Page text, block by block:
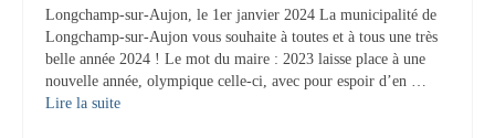
Longchamp-sur-Aujon, le 1er janvier 2024 La municipalité de
Longchamp-sur-Aujon vous souhaite à toutes et à tous une très
belle année 2024 ! Le mot du maire : 2023 laisse place à une
nouvelle année, olympique celle-ci, avec pour espoir d’en …
Lire la suite­­